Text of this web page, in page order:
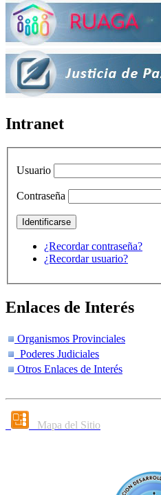
Intranet
Usuario
Contraseña
¿Recordar contraseña?
¿Recordar usuario?
Enlaces de Interés
Organismos Provinciales
Poderes Judiciales
Otros Enlaces de Interés
Mapa del Sitio